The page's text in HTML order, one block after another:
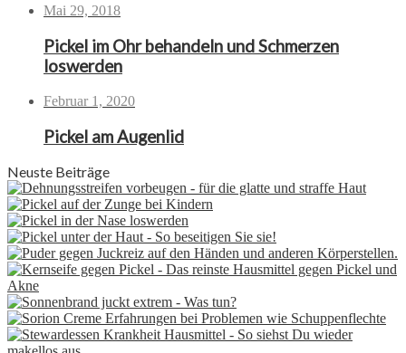
Mai 29, 2018
Pickel im Ohr behandeln und Schmerzen
loswerden
Februar 1, 2020
Pickel am Augenlid
Neuste Beiträge